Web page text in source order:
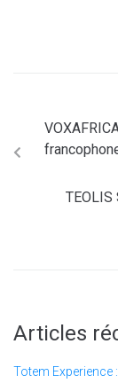
TEOLIS
Articles
Totem Experience